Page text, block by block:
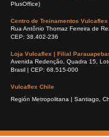
PlusOffice)
Centro de Treinamentos Vulcaflex
Rua Antônio Thomaz Ferreira de
CEP: 38.402-236
Loja Vulcaflex | Filial
Avenida Redenção, Quadra 15,
Brasil | CEP: 68.515-000
Vulcaflex Chile
Región Metropolitana | Santiago,